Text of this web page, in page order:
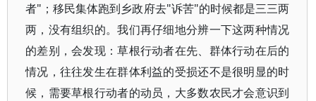
者"；移民集体跑到乡政府去"诉苦"的时候都是三三两
两，没有组织的。我们再仔细地分辨一下这两种情况
的差别，会发现：草根行动者在先、群体行动在后的
情况，往往发生在群体利益的受损还不是很明显的时
候，需要草根行动者的动员，大多数农民才会意识到